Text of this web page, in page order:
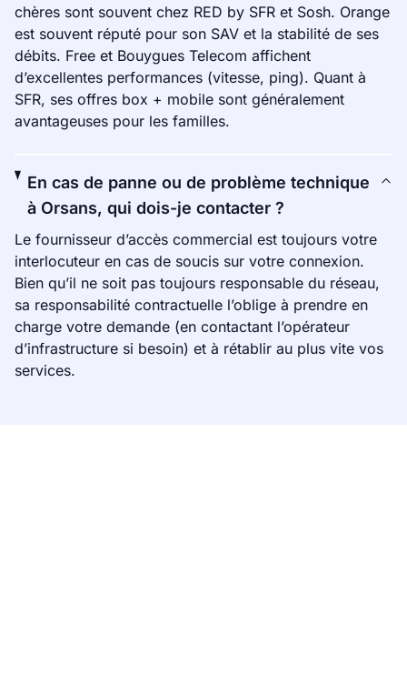
chères sont souvent chez RED by SFR et Sosh. Orange
est souvent réputé pour son SAV et la stabilité de ses
débits. Free et Bouygues Telecom affichent
d’excellentes performances (vitesse, ping). Quant à
SFR, ses offres box + mobile sont généralement
avantageuses pour les familles.
En cas de panne ou de problème technique
à Orsans, qui dois-je contacter ?
Le fournisseur d’accès commercial est toujours votre
interlocuteur en cas de soucis sur votre connexion.
Bien qu’il ne soit pas toujours responsable du réseau,
sa responsabilité contractuelle l’oblige à prendre en
charge votre demande (en contactant l’opérateur
d’infrastructure si besoin) et à rétablir au plus vite vos
services.